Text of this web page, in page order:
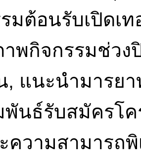
มต้อนรับเปิดเ
พกิจกรรมช่ว
แนะนำมารย
นธ์รับสมัครโค
ความสามารถพิ